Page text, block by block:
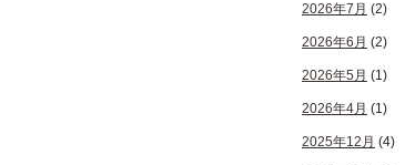
2026年7月 (2)
2026年6月 (2)
2026年5月 (1)
2026年4月 (1)
2025年12月 (4)